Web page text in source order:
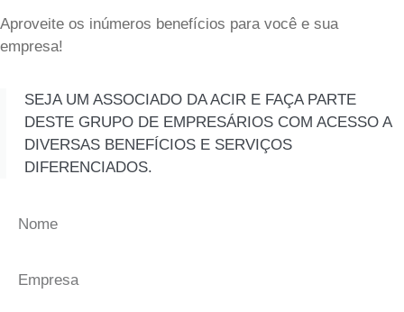
Aproveite os inúmeros benefícios para você e sua
empresa!
SEJA UM ASSOCIADO DA ACIR E FAÇA PARTE
DESTE GRUPO DE EMPRESÁRIOS COM ACESSO A
DIVERSAS BENEFÍCIOS E SERVIÇOS
DIFERENCIADOS.